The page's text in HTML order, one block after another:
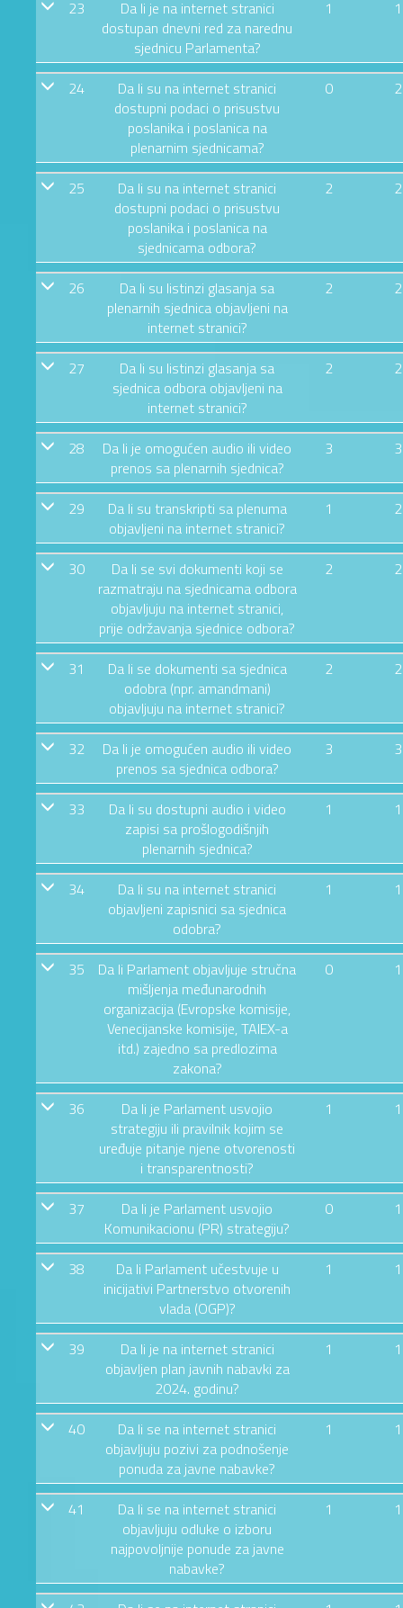
23
Da li je na internet stranici
dostupan dnevni red za narednu
sjednicu Parlamenta?
1 1
24
Da li su na internet stranici
dostupni podaci o prisustvu
poslanika i poslanica na
plenarnim sjednicama?
0 2
25
Da li su na internet stranici
dostupni podaci o prisustvu
poslanika i poslanica na
sjednicama odbora?
2 2
26
Da li su listinzi glasanja sa
plenarnih sjednica objavljeni na
internet stranici?
2 2
27
Da li su listinzi glasanja sa
sjednica odbora objavljeni na
internet stranici?
2 2
28
Da li je omogućen audio ili video
prenos sa plenarnih sjednica?
3 3
29
Da li su transkripti sa plenuma
objavljeni na internet stranici?
1 2
30
Da li se svi dokumenti koji se
razmatraju na sjednicama odbora
objavljuju na internet stranici,
prije održavanja sjednice odbora?
2 2
31
Da li se dokumenti sa sjednica
odobra (npr. amandmani)
objavljuju na internet stranici?
2 2
32
Da li je omogućen audio ili video
prenos sa sjednica odbora?
3 3
33
Da li su dostupni audio i video
zapisi sa prošlogodišnjih
plenarnih sjednica?
1 1
34
Da li su na internet stranici
objavljeni zapisnici sa sjednica
odobra?
1 1
35
Da li Parlament objavljuje stručna
mišljenja međunarodnih
organizacija (Evropske komisije,
Venecijanske komisije, TAIEX-a
itd.) zajedno sa predlozima
zakona?
0 1
36
Da li je Parlament usvojio
strategiju ili pravilnik kojim se
uređuje pitanje njene otvorenosti
i transparentnosti?
1 1
37
Da li je Parlament usvojio
Komunikacionu (PR) strategiju?
0 1
38
Da li Parlament učestvuje u
inicijativi Partnerstvo otvorenih
vlada (OGP)?
1 1
39
Da li je na internet stranici
objavljen plan javnih nabavki za
2024. godinu?
1 1
40
Da li se na internet stranici
objavljuju pozivi za podnošenje
ponuda za javne nabavke?
1 1
41
Da li se na internet stranici
objavljuju odluke o izboru
najpovoljnije ponude za javne
nabavke?
1 1